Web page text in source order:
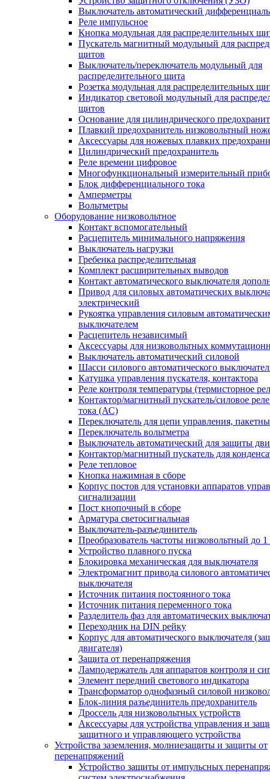
Выключатель автоматический
Реле импульсное
Кнопка модульная для распределительных
Пускатель магнитный модульный для
щитов
Выключатель/переключатель модульный для
распределительного щита
Розетка модульная для распределительных
Индикатор световой модульный для
щитов
Основание для цилиндрического
Плавкий предохранитель низковольтный
Аксессуары для ножевых плавких
Цилиндрический предохранитель
Реле времени цифровое
Многофункциональный измерительный
Блок дифференциального тока
Амперметры
Вольтметры
Оборудование низковольтное
Контакт вспомогательный
Расцепитель минимального напряжения
Выключатель нагрузки
Гребенка распределительная
Комплект расширительных выводов
Контакт автоматического выключателя
Привод для силовых автоматических
электрический
Рукоятка управления силовым
выключателем
Расцепитель независимый
Аксессуары для низковольтных
Выключатель автоматический силовой
Шасси силового автоматического
Катушка управления пускателя, контактора
Реле контроля температуры (термисторное
Контактор/магнитный пускатель/силовое
тока (АС)
Переключатель для цепи управления,
Переключатель вольтметра
Выключатель автоматический для защиты
Контактор/магнитный пускатель для
Реле тепловое
Кнопка нажимная в сборе
Корпус постов для установки аппаратов
сигнализации
Пост кнопочный в сборе
Арматура светосигнальная
Выключатель-разъединитель
Преобразователь частоты низковольтный до
Устройство плавного пуска
Блокировка механическая для выключателя
Электромагнит привода силового
выключателя
Источник питания постоянного тока
Источник питания переменного тока
Разделитель фаз для автоматических
Переходник на DIN рейку
Корпус для автоматического выключателя
двигателя)
Защита от перенапряжения
Ламподержатель для аппаратов контроля и
Элемент передний светового индикатора
Трансформатор однофазный силовой
Блок-линия разъединитель предохранитель
Дроссель для низковольтных устройств
Аксессуары для устройства управления и
защитного и управляющего устройства
Устройства заземления, молниезащиты и защиты от
перенапряжений
Устройство защиты от импульсных